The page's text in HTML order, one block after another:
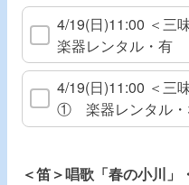
4/19(日)11:00 ＜三
楽器レンタル・有
4/19(日)11:00 ＜三
① 楽器レンタル・
＜笛＞唱歌「春の小川」